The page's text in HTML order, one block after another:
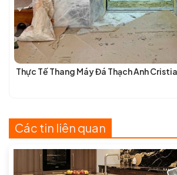
Thực Tế Thang Máy Đá Thạch Anh
Các tin liên quan